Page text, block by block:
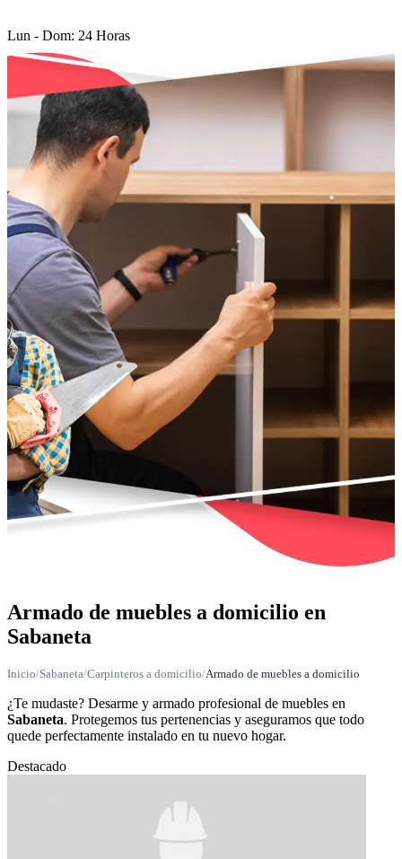
Lun - Dom: 24 Horas
Armado de muebles a domicilio en
Sabaneta
Inicio/Sabaneta/Carpinteros a domicilio/Armado de muebles a domicilio
¿Te mudaste? Desarme y armado profesional de muebles en
Sabaneta. Protegemos tus pertenencias y aseguramos que todo
quede perfectamente instalado en tu nuevo hogar.
Destacado